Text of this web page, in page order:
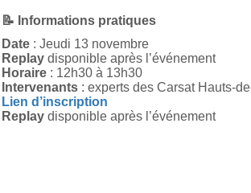
📝 Informations pratiques
Date : Jeudi 13 novembre
Replay disponible après l’événement
Horaire : 12h30 à 13h30
Intervenants : experts des Carsat Hauts-
Lien d’inscription
Replay disponible après l’événement